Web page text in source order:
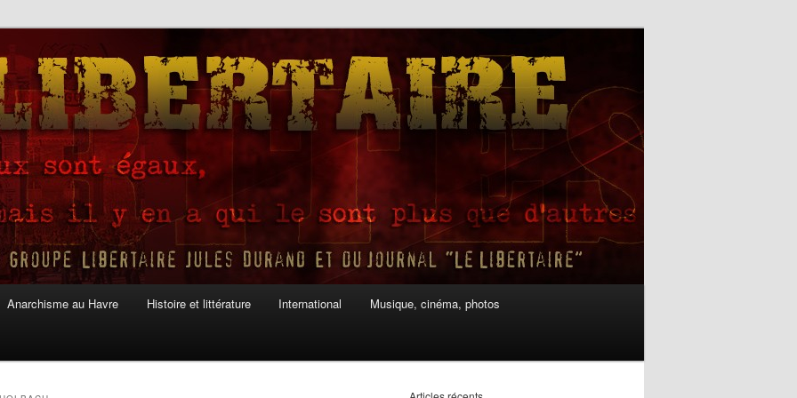
Anarchisme au Havre Histoire et littérature International Musique, cinéma, photos